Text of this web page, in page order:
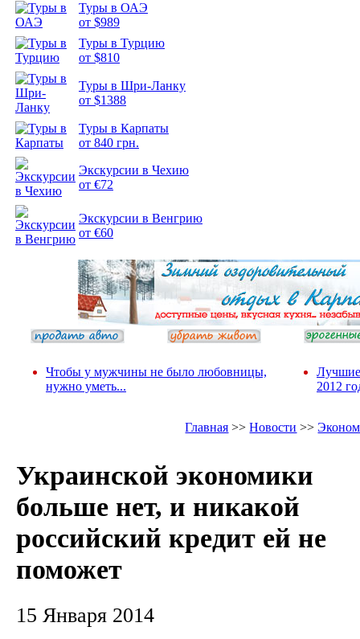
Туры в ОАЭ
от $989
Туры в Турцию
от $810
Туры в Шри-Ланку
от $1388
Туры в Карпаты
от 840 грн.
Экскурсии в Чехию
от €72
Экскурсии в Венгрию
от €60
Чтобы у мужчины не было любовницы,
нужно уметь...
Лучшие
2012
Главная >>Новости >>
Украинской экономики
больше нет, и никакой
российский кредит ей не
поможет
15 Января 2014